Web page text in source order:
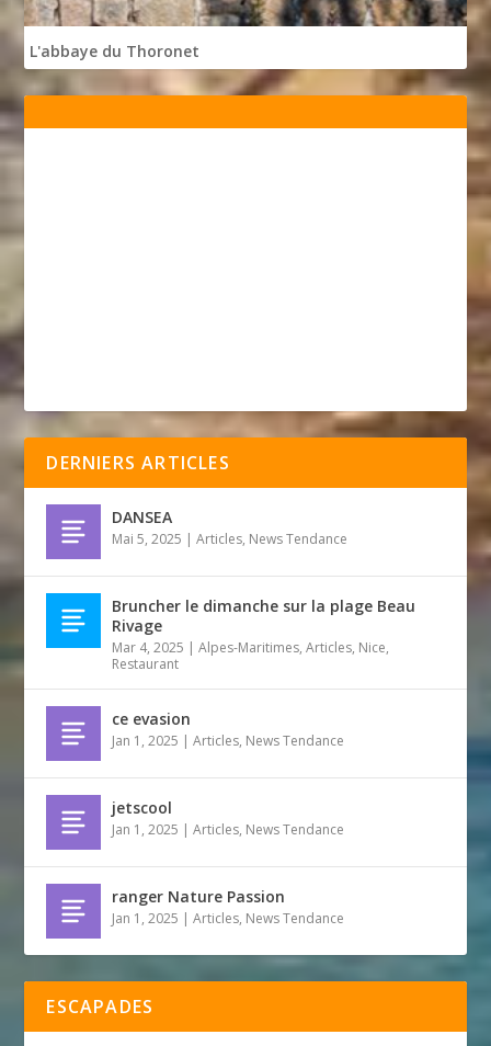
L'abbaye du Thoronet
DERNIERS ARTICLES
DANSEA
Mai 5, 2025 |Articles, News Tendance
Bruncher le dimanche sur la plage Beau
Rivage
Mar 4, 2025 |Alpes-Maritimes,Articles, Nice,
Restaurant
ce evasion
Jan 1, 2025 |Articles, News Tendance
jetscool
Jan 1, 2025 |Articles, News Tendance
ranger Nature Passion
Jan 1, 2025 |Articles, News Tendance
ESCAPADES